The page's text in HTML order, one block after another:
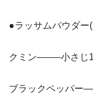
●ラッサムパウダー
クミン——–小さじ1
ブラックペッパー